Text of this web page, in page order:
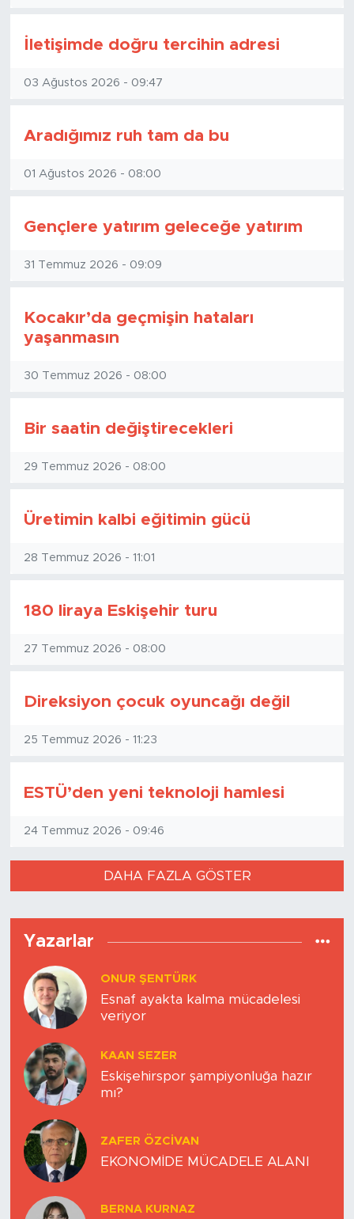
İletişimde doğru tercihin adresi
03 Ağustos 2026 - 09:47
Aradığımız ruh tam da bu
01 Ağustos 2026 - 08:00
Gençlere yatırım geleceğe yatırım
31 Temmuz 2026 - 09:09
Kocakır’da geçmişin hataları
yaşanmasın
30 Temmuz 2026 - 08:00
Bir saatin değiştirecekleri
29 Temmuz 2026 - 08:00
Üretimin kalbi eğitimin gücü
28 Temmuz 2026 - 11:01
180 liraya Eskişehir turu
27 Temmuz 2026 - 08:00
Direksiyon çocuk oyuncağı değil
25 Temmuz 2026 - 11:23
ESTÜ’den yeni teknoloji hamlesi
24 Temmuz 2026 - 09:46
DAHA FAZLA GÖSTER
Yazarlar
ONUR ŞENTÜRK
Esnaf ayakta kalma mücadelesi
veriyor
KAAN SEZER
Eskişehirspor şampiyonluğa hazır
mı?
ZAFER ÖZCIVAN
EKONOMİDE MÜCADELE ALANI
BERNA KURNAZ